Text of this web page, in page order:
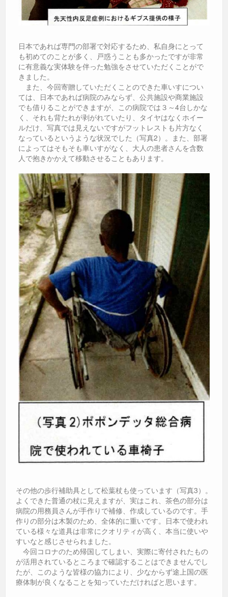
日本であれば専門の部署で対応するため、私自身にとって
も初めてのことが多く、戸惑うことも多かったですが非常
に有意義な実体験を伴った勉強をさせていただくことがで
きました。
また、今回寄贈していただくことのできた車いすについ
ては、日本であれば病院のみならず、公共施設や商業施設
でも借りることができますが、この病院では３～4台しかな
く、それも背たれが剥がれていたり、タイヤはなくホイー
ルだけ、写真では見えないですがフットレストも片方なく
なっているというような状況でした（写真2）。また、部署
によってはそもそも車いすがなく、大人の患者さんを含数
人で抱きかかえて移動させることもあります。
その他の歩行補助具として松葉杖も使っています（写真3）。
よくできた普通の杖に見えますが、実はこれ、茶色の部分は
病院の用務員さんが手作りで補修、作成しているのです。手
作りの部分は木製のため、全体的に重いです。日本で使われ
ている様々な道具は非常にクオリティが高く、本当に使いや
すいなと感じさせられました。
今回コロナのため帰国してしまい、実際に寄付されたもの
が活用されているところまで確認することはできませんでし
たが、このような皆様の協力により、少なからず途上国の医
療体制が良くなることを知っていただければと思います。